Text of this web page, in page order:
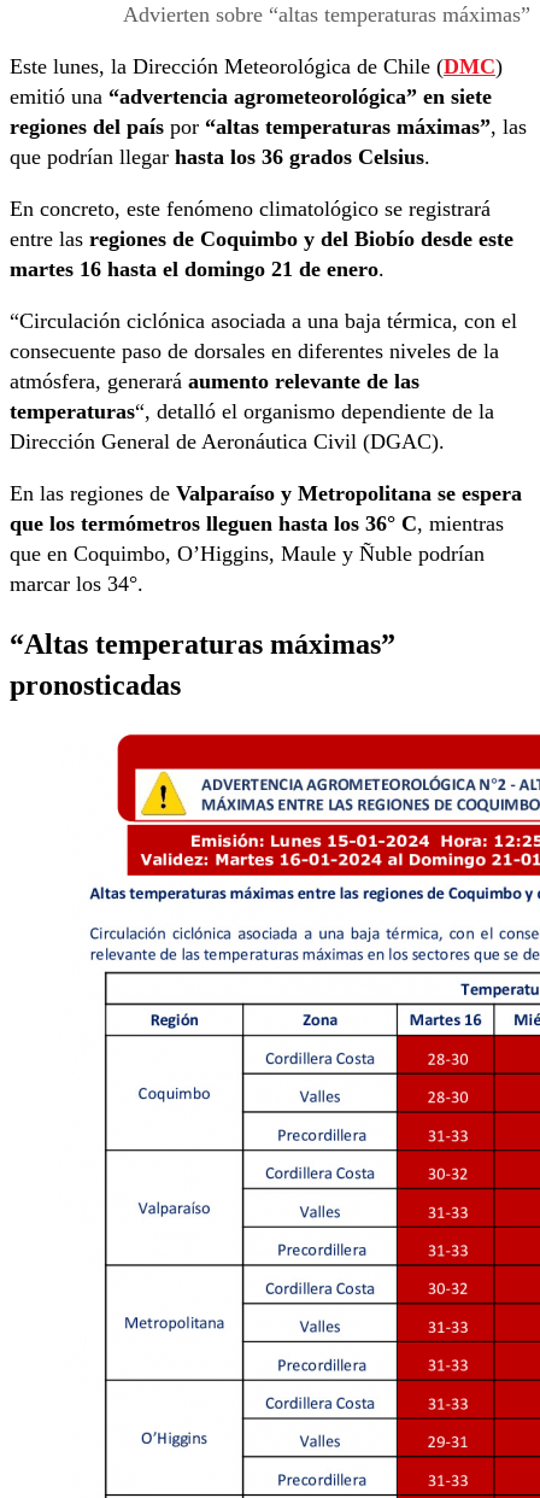
Advierten sobre “altas temperaturas máximas”
Este lunes, la Dirección Meteorológica de Chile (DMC)
emitió una “advertencia agrometeorológica” en siete
regiones del país por “altas temperaturas máximas”, las
que podrían llegar hasta los 36 grados Celsius.
En concreto, este fenómeno climatológico se registrará
entre las regiones de Coquimbo y del Biobío desde este
martes 16 hasta el domingo 21 de enero.
“Circulación ciclónica asociada a una baja térmica, con el
consecuente paso de dorsales en diferentes niveles de la
atmósfera, generará aumento relevante de las
temperaturas“, detalló el organismo dependiente de la
Dirección General de Aeronáutica Civil (DGAC).
En las regiones de Valparaíso y Metropolitana se espera
que los termómetros lleguen hasta los 36° C, mientras
que en Coquimbo, O’Higgins, Maule y Ñuble podrían
marcar los 34°.
“Altas temperaturas máximas”
pronosticadas